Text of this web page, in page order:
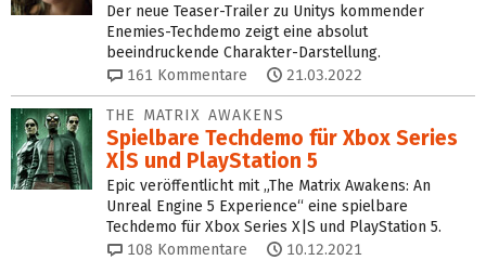
Der neue Teaser-Trailer zu Unitys kommender
Enemies-Techdemo zeigt eine absolut
beeindruckende Charakter-Darstellung.
161 Kommentare 21.03.2022
THE MATRIX AWAKENS
Spielbare Techdemo für Xbox Series
X|S und PlayStation 5
Epic veröffentlicht mit „The Matrix Awakens: An
Unreal Engine 5 Experience“ eine spielbare
Techdemo für Xbox Series X|S und PlayStation 5.
108 Kommentare 10.12.2021